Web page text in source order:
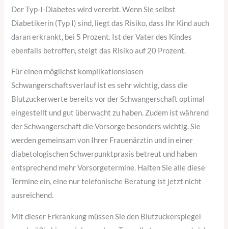
Der Typ-I-Diabetes wird vererbt. Wenn Sie selbst
Diabetikerin (Typ I) sind, liegt das Risiko, dass Ihr Kind auch
daran erkrankt, bei 5 Prozent. Ist der Vater des Kindes
ebenfalls betroffen, steigt das Risiko auf 20 Prozent.
Für einen möglichst komplikationslosen
Schwangerschaftsverlauf ist es sehr wichtig, dass die
Blutzuckerwerte bereits vor der Schwangerschaft optimal
eingestellt und gut überwacht zu haben. Zudem ist während
der Schwangerschaft die Vorsorge besonders wichtig. Sie
werden gemeinsam von Ihrer Frauenärztin und in einer
diabetologischen Schwerpunktpraxis betreut und haben
entsprechend mehr Vorsorgetermine. Halten Sie alle diese
Termine ein, eine nur telefonische Beratung ist jetzt nicht
ausreichend.
Mit dieser Erkrankung müssen Sie den Blutzuckerspiegel